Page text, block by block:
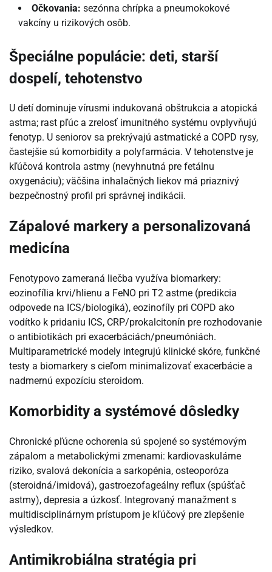
Očkovania: sezónna chrípka a pneumokokové
vakcíny u rizikových osôb.
Špeciálne populácie: deti, starší
dospelí, tehotenstvo
U detí dominuje vírusmi indukovaná obštrukcia a atopická
astma; rast pľúc a zrelosť imunitného systému ovplyvňujú
fenotyp. U seniorov sa prekrývajú astmatické a COPD rysy,
častejšie sú komorbidity a polyfarmácia. V tehotenstve je
kľúčová kontrola astmy (nevyhnutná pre fetálnu
oxygenáciu); väčšina inhalačných liekov má priaznivý
bezpečnostný profil pri správnej indikácii.
Zápalové markery a personalizovaná
medicína
Fenotypovo zameraná liečba využíva biomarkery:
eozinofília krvi/hlienu a FeNO pri T2 astme (predikcia
odpovede na ICS/biologiká), eozinofíly pri COPD ako
vodítko k pridaniu ICS, CRP/prokalcitonín pre rozhodovanie
o antibiotikách pri exacerbáciách/pneumóniách.
Multiparametrické modely integrujú klinické skóre, funkčné
testy a biomarkery s cieľom minimalizovať exacerbácie a
nadmernú expozíciu steroidom.
Komorbidity a systémové dôsledky
Chronické pľúcne ochorenia sú spojené so systémovým
zápalom a metabolickými zmenami: kardiovaskulárne
riziko, svalová dekonícia a sarkopénia, osteoporóza
(steroidná/imidová), gastroezofageálny reflux (spúšťač
astmy), depresia a úzkosť. Integrovaný manažment s
multidisciplinárnym prístupom je kľúčový pre zlepšenie
výsledkov.
Antimikrobiálna stratégia pri